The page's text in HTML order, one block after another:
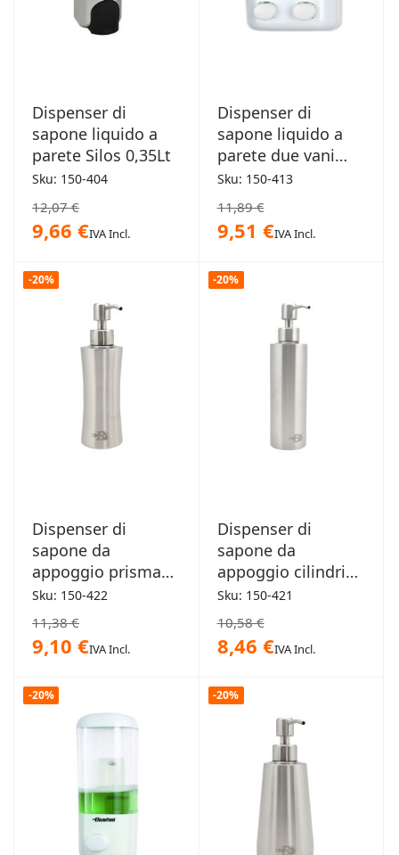
Dispenser di
sapone liquido a
parete Silos 0,35Lt
Sku: 150-404
12,07 €
9,66 €IVA Incl.
Dispenser di
sapone liquido a
parete due vani
0,48Lt x2
Sku: 150-413
11,89 €
9,51 €IVA Incl.
-20%
Dispenser di
sapone da
appoggio prisma
0,25Lt
Sku: 150-422
11,38 €
9,10 €IVA Incl.
-20%
Dispenser di
sapone da
appoggio cilindrico
0,25Lt
Sku: 150-421
10,58 €
8,46 €IVA Incl.
-20% -20%